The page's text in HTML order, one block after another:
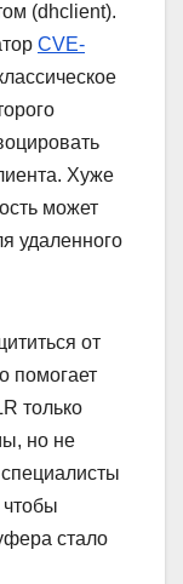
(dhclient).
CVE-
Хуже
может
удаленного
от
помогает
только
но не
стало